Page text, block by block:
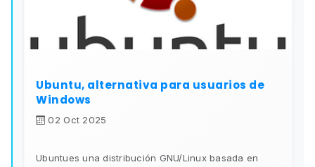
Ubuntu, alternativa para usuarios de
Windows
02 Oct 2025
Ubuntues una distribución GNU/Linux basada en